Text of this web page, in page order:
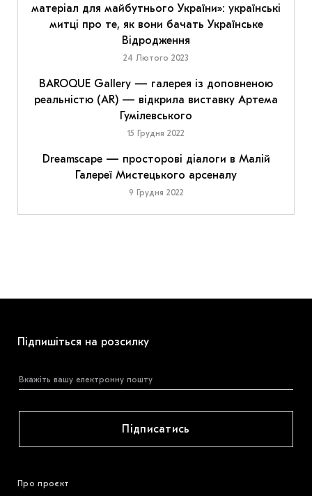
матеріал для майбутнього України»: українські
митці про те, як вони бачать Українське
Відродження
24 Лютого 2023
BAROQUE Gallery — галерея із доповненою
реальністю (AR) — відкрила виставку Артема
Гумілевського
15 Грудня 2022
Dreamscape — просторові діалоги в Малій
Галереї Мистецького арсеналу
9 Грудня 2022
Підпишіться на розсилку
Підписатись
Про проєкт